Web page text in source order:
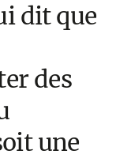
dit que
des
une